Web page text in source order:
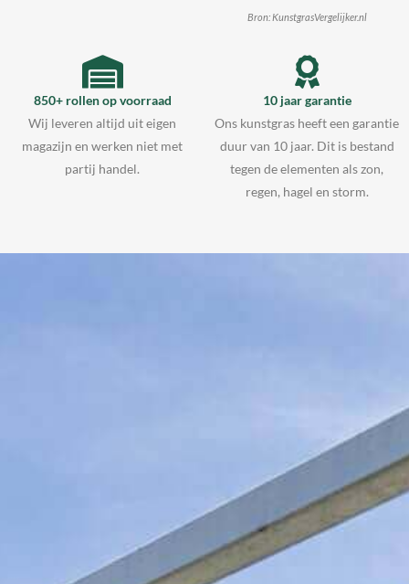
Bron: KunstgrasVergelijker.nl
850+ rollen op voorraad
Wij leveren altijd uit eigen
magazijn en werken niet met
partij handel.
10 jaar garantie
Ons kunstgras heeft een garantie
duur van 10 jaar. Dit is bestand
tegen de elementen als zon,
regen, hagel en storm.